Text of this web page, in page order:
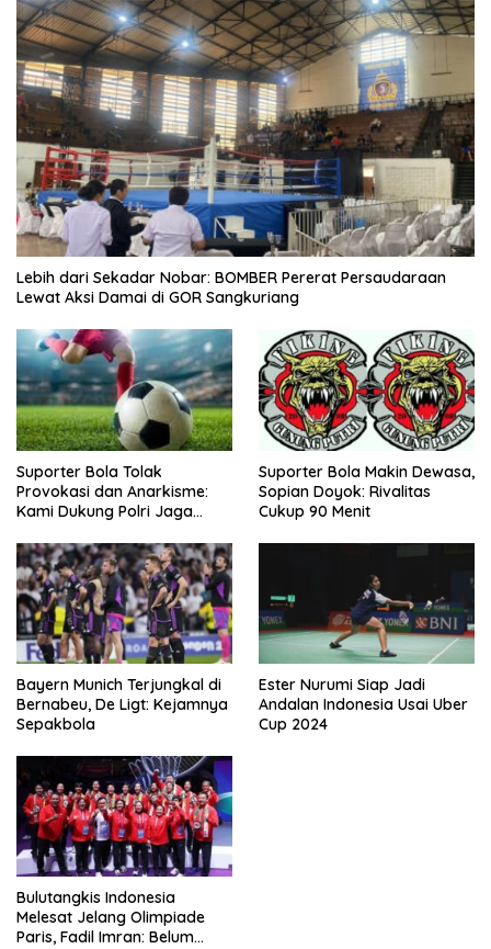
Lebih dari Sekadar Nobar: BOMBER Pererat Persaudaraan
Lewat Aksi Damai di GOR Sangkuriang
Suporter Bola Tolak
Provokasi dan Anarkisme:
Kami Dukung Polri Jaga
Suporter Bola Makin Dewasa,
Sopian Doyok: Rivalitas
Cukup 90 Menit
Bayern Munich Terjungkal di
Bernabeu, De Ligt: Kejamnya
Sepakbola
Ester Nurumi Siap Jadi
Andalan Indonesia Usai Uber
Cup 2024
Bulutangkis Indonesia
Melesat Jelang Olimpiade
Paris, Fadil Imran: Belum